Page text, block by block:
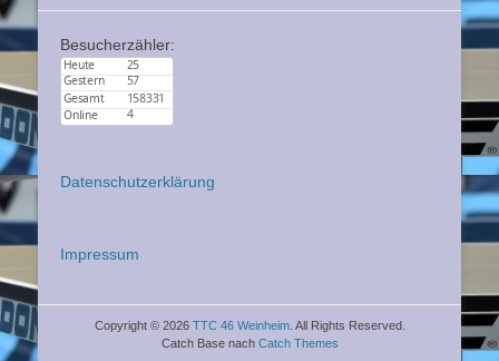
Besucherzähler:
Datenschutzerklärung
Impressum
Copyright © 2026 TTC 46 Weinheim. All Rights Reserved.
Catch Base nach Catch Themes